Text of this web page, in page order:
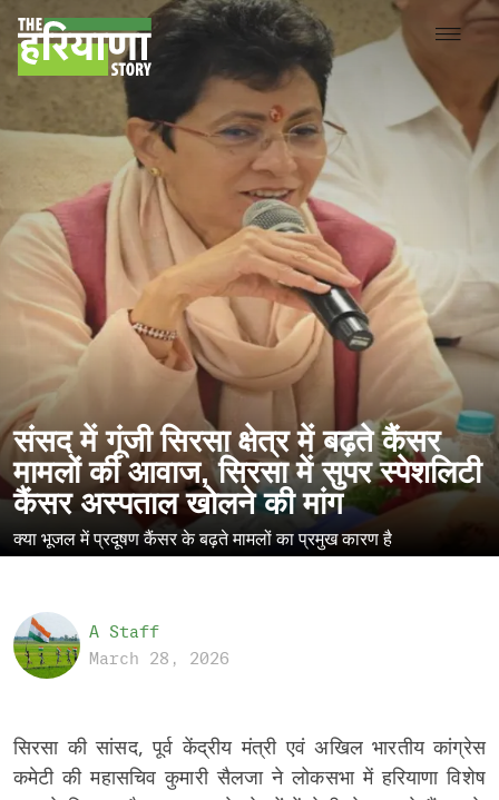
संसद में गूंजी सिरसा क्षेत्र में बढ़ते कैंसर
मामलों की आवाज, सिरसा में सुपर स्पेशलिटी
कैंसर अस्पताल खोलने की मांग
क्या भूजल में प्रदूषण कैंसर के बढ़ते मामलों का प्रमुख कारण है
A Staff
March 28, 2026
सिरसा की सांसद, पूर्व केंद्रीय मंत्री एवं अखिल भारतीय कांग्रेस
कमेटी की महासचिव कुमारी सैलजा ने लोकसभा में हरियाणा विशेष